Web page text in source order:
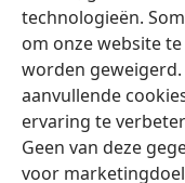
technologieën.
om onze website
worden
aanvullende
ervaring te
Geen van deze
voor
Watchtower
(opent
nieuw
venster)JW Hub ®
(opent
nieuw
venster)
®
Watchtower Library